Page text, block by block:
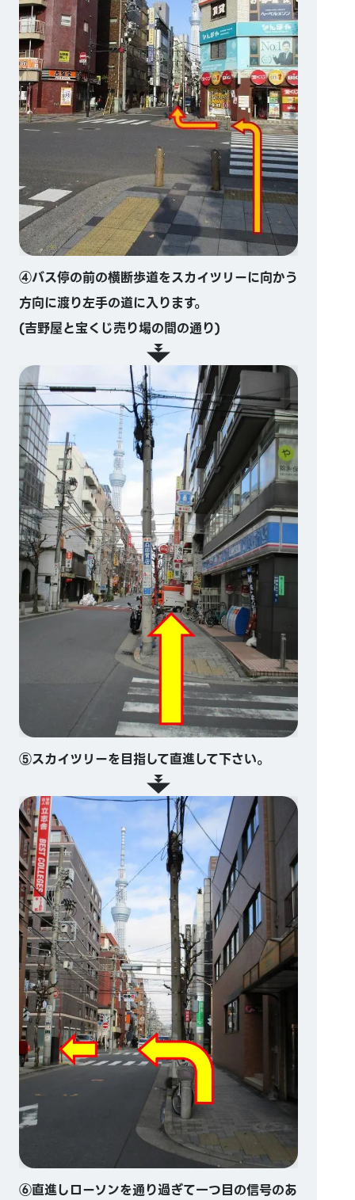
④バス停の前の横断歩道をスカイツリーに向かう
方向に渡り左手の道に入ります。
(吉野屋と宝くじ売り場の間の通り)
⑤スカイツリーを目指して直進して下さい。
⑥直進しローソンを通り過ぎて一つ目の信号のあ